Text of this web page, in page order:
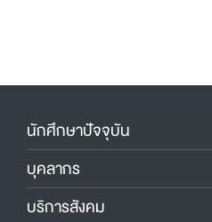
นักศึกษาปัจจุบัน
บุคลากร
บริการสังคม